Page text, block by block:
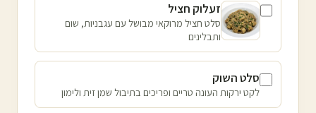
זעלוק חציל
סלט חציל מרוקאי מבושל עם עגבניות, שום
ותבלינים
סלט השוק
לקט ירקות העונה טריים ופריכים בתיבול שמן זית ולימון